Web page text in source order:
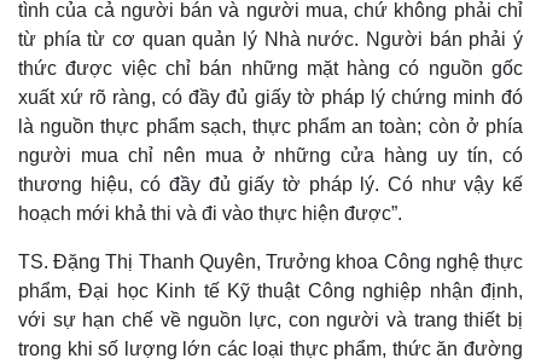
Pháp luật
Quân sự - Quốc phòng
tình của cả người bán và người mua, chứ không phải chỉ
từ phía từ cơ quan quản lý Nhà nước. Người bán phải ý
thức được việc chỉ bán những mặt hàng có nguồn gốc
xuất xứ rõ ràng, có đầy đủ giấy tờ pháp lý chứng minh đó
là nguồn thực phẩm sạch, thực phẩm an toàn; còn ở phía
người mua chỉ nên mua ở những cửa hàng uy tín, có
thương hiệu, có đầy đủ giấy tờ pháp lý. Có như vậy kế
hoạch mới khả thi và đi vào thực hiện được”.
TS. Đặng Thị Thanh Quyên, Trưởng khoa Công nghệ thực
phẩm, Đại học Kinh tế Kỹ thuật Công nghiệp nhận định,
với sự hạn chế về nguồn lực, con người và trang thiết bị
trong khi số lượng lớn các loại thực phẩm, thức ăn đường